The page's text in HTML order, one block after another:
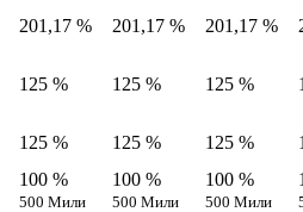
201,17 % 201,17 % 201,17 %
125 % 125 % 125 %
125 % 125 % 125 %
100 %
500 Мили
100 %
500 Мили
100 %
500 Мили